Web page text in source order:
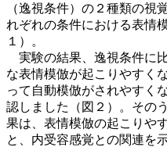
（逸視条件）の２種類の視
れぞれの条件における表情
１）。
実験の結果、逸視条件に
な表情模倣が起こりやすく
って自動模倣がされやすく
認しました（図２）。その
果は、表情模倣の起こりや
と、内受容感覚との関連を